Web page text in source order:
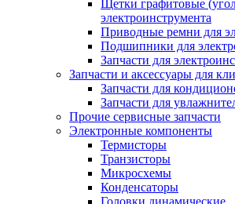
Щетки графитовые
электроинструмента
Приводные ремни для
Подшипники для
Запчасти для
Запчасти и аксессуары для
Запчасти для
Запчасти для
Прочие сервисные запчасти
Электронные компоненты
Термисторы
Транзисторы
Микросхемы
Конденсаторы
Головки динамические